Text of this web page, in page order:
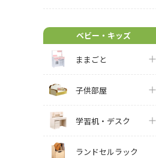
ベビー・キッズ
ままごと
子供部屋
学習机・デスク
ランドセルラック